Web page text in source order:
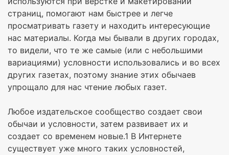
страниц, помогают нам быстрее и легче
просматривать газету и находить интересующие
нас материалы. Когда мы бывали в других городах,
то видели, что те же самые (или с небольшими
вариациями) условности использовались и во всех
других газетах, поэтому знание этих обычаев
упрощало для нас чтение любых газет.
Любое издательское сообщество создает свои
обычаи и условности, затем развивает их и
создает со временем новые.1 В Интернете
существует уже много таких условностей,